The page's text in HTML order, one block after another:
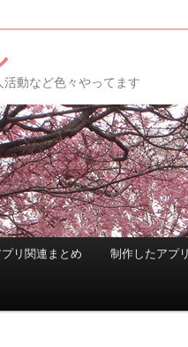
活動など色々やってます
プリ関連まとめ 制作したアプ